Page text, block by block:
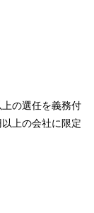
の選任を義務付
上の会社に限定